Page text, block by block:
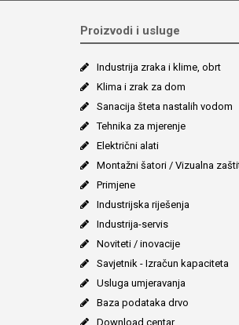
Proizvodi i usluge
Industrija zraka i klime, obrt
Klima i zrak za dom
Sanacija šteta nastalih vodom
Tehnika za mjerenje
Električni alati
Montažni šatori / Vizualna
Primjene
Industrijska riješenja
Industrija-servis
Noviteti / inovacije
Savjetnik - Izračun kapaciteta
Usluga umjeravanja
Baza podataka drvo
Download centar